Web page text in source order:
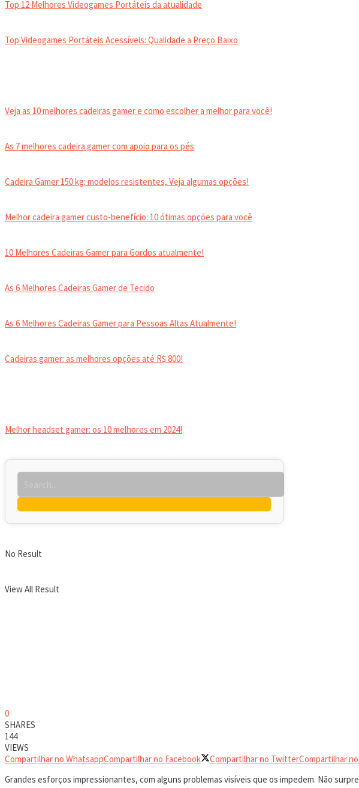
Top 12 Melhores Videogames Portáteis da atualidade
Top Videogames Portáteis Acessíveis: Qualidade a Preço Baixo
Veja as 10 melhores cadeiras gamer e como escolher a melhor para você!
As 7 melhores cadeira gamer com apoio para os pés
Cadeira Gamer 150 kg: modelos resistentes, Veja algumas opções!
Melhor cadeira gamer custo-benefício: 10 ótimas opções para você
10 Melhores Cadeiras Gamer para Gordos atualmente!
As 6 Melhores Cadeiras Gamer de Tecido
As 6 Melhores Cadeiras Gamer para Pessoas Altas Atualmente!
Cadeiras gamer: as melhores opções até R$ 800!
Melhor headset gamer: os 10 melhores em 2024!
No Result
View All Result
0
SHARES
144
VIEWS
Compartilhar no WhatsappCompartilhar no Facebook Compartilhar no TwitterCompartilhar
Grandes esforços impressionantes, com alguns problemas visíveis que os impedem. Não